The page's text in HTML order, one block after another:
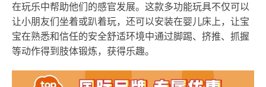
在玩乐中帮助他们的感官发展。这款多功能玩具不仅可以
让小朋友们坐着或趴着玩，还可以安装在婴儿床上，让宝
宝在熟悉和信任的安全舒适环境中通过脚踢、挤推、抓握
等动作得到肢体锻炼，获得乐趣。